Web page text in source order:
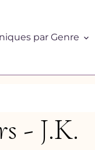
par Genre
- J.K.